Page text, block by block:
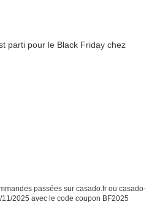
passées sur casado.fr ou casado-
2025 avec le code coupon BF2025